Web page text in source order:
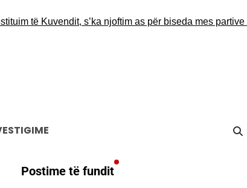
të Kuvendit, s’ka njoftim as për biseda mes partive as
Postime të fundit